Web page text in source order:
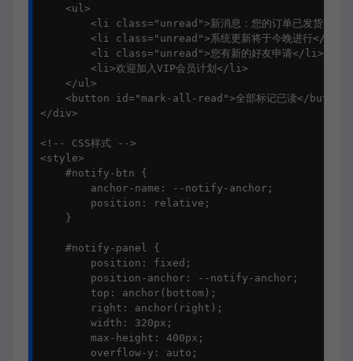
    <ul>
<li class="unread">新消息：您的订单已发货</
        <li class="unread">系统更新将于今晚进行</li>
        <li class="unread">您有新的好友申请</li>
        <li>欢迎加入VIP会员计划</li>
    </ul>
    <button id="mark-all-read">全部标记已读</button>
</div>
<!-- CSS样式 -->
<style>
    #notify-btn {
        anchor-name: --notify-anchor;
        position: relative;
    }
    #notify-panel {
        position: fixed;
        position-anchor: --notify-anchor;
        top: anchor(bottom);
        right: anchor(right);
        width: 320px;
        max-height: 400px;
        overflow-y: auto;